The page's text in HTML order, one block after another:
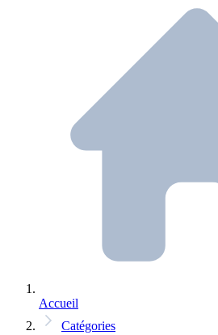
Accueil
Catégories